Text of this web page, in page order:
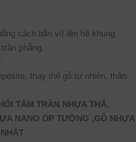
cách bắn vít lên hệ khung
phẳng.
thay thế gỗ tự nhiên, thân
TẤM TRẦN NHỰA THẢ,
NANO ỐP TƯỜNG ,GỖ NHỰA